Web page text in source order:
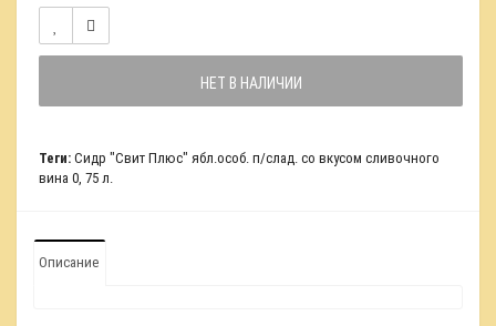
НЕТ В НАЛИЧИИ
Теги: Сидр "Свит Плюс" ябл.особ. п/слад. со вкусом сливочного
вина 0, 75 л.
Описание